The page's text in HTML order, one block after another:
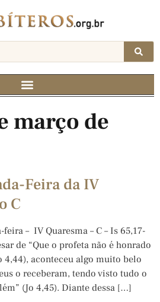
março de
Feira da IV
C
– IV Quaresma – C – Is 65,17-
de “Que o profeta não é honrado
4,44), aconteceu algo muito belo
o receberam, tendo visto tudo o
(Jo 4,45). Diante dessa […]